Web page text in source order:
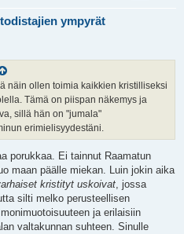
ympyrät
näin ollen toimia kaikkien kristilliseksi
Tämä on piispan näkemys ja
sillä hän on "jumala"
erimielisyydestäni.
porukkaa. Ei tainnut Raamatun
maan päälle miekan. Luin jokin aika
kristityt uskoivat, jossa
silti melko perusteellisen
ja erilaisiin
valtakunnan suhteen. Sinulle